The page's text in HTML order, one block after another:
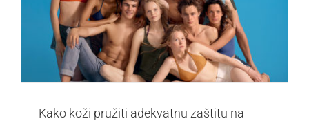
Kako koži pružiti adekvatnu zaštitu na suncu?
Lepota i moda
Kako koži pružiti adekvatnu zaštitu na